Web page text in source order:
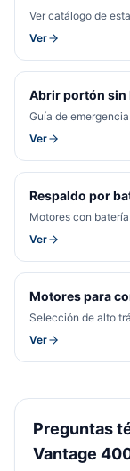
Ver catálogo de
Ver
Abrir portón sin
Guía de
Ver
Respaldo por
Motores con
Ver
Motores para
Selección de alto
Ver
Preguntas
Vantage